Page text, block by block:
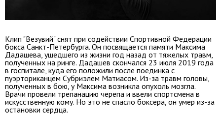
Клип "Везувий" снят при содействии Спортивной Федерации
бокса Санкт-Петербурга. Он посвящается памяти Максима
Дадашева, ушедшего из жизни год назад от тяжелых травм,
полученных на ринге. Дадашев скончался 23 июля 2019 года
в госпитале, куда его положили после поединка с
пуэрториканцем Субриэлем Матиасом. Из-за травм головы,
полученных в бою, у Максима возникла опухоль мозгла.
Врачи провели трепанацию черепа и ввели спортсмена в
искусственную кому. Но это не спасло боксера, он умер из-за
остановки сердца.